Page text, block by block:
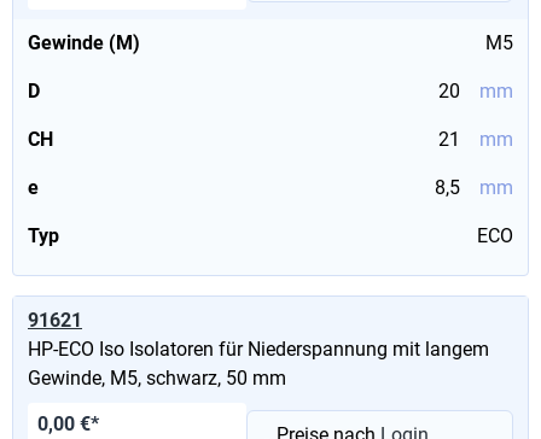
Gewinde (M) M5
D 20 mm
CH 21 mm
e 8,5 mm
Typ ECO
91621
HP-ECO Iso Isolatoren für Niederspannung mit langem
Gewinde, M5, schwarz, 50 mm
0,00 €*